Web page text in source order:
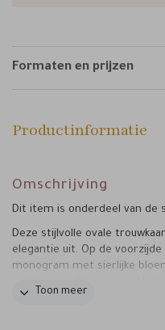
Formaten en prijzen
Productinformatie
Omschrijving
Dit item is onderdeel van de
Deze stijlvolle ovale
elegantie uit. Op de
monogram met sierlijke
initialen prachtig verwerkt
daarvoor contact op.
Toon meer